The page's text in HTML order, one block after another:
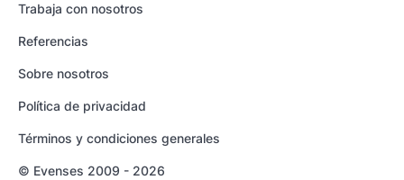
Trabaja con nosotros
Referencias
Sobre nosotros
Política de privacidad
Términos y condiciones generales
© Evenses 2009 - 2026